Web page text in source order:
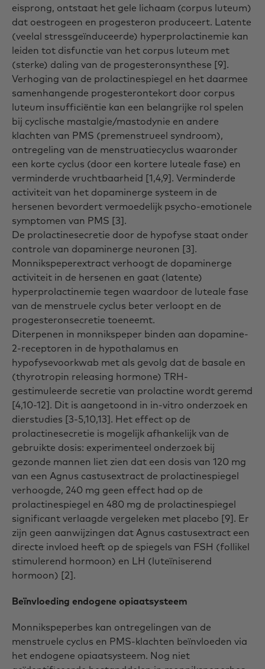
eisprong, ontstaat het gele lichaam (corpus luteum)
dat oestrogeen en progesteron produceert. Latente
(veelal stressgeïnduceerde) hyperprolactinemie kan
leiden tot disfunctie van het corpus luteum met
(sterke) daling van de progesteronsynthese [9].
Verhoging van de prolactinespiegel en het daarmee
samenhangende progesterontekort door corpus
luteum insufficiëntie kan een belangrijke rol spelen
bij cyclische mastalgie/mastodynie en andere
klachten van PMS (premenstrueel syndroom),
ontregeling van de menstruatiecyclus waaronder
een korte cyclus (door een kortere luteale fase) en
verminderde vruchtbaarheid [1,4,9]. Verminderde
activiteit van het dopaminerge systeem in de
hersenen bevordert vermoedelijk psycho-emotionele
symptomen van PMS [3].
De prolactinesecretie door de hypofyse staat onder
controle van dopaminerge neuronen [3].
Monnikspeperextract verhoogt de dopaminerge
activiteit in de hersenen en gaat (latente)
hyperprolactinemie tegen waardoor de luteale fase
van de menstruele cyclus beter verloopt en de
progesteronsecretie toeneemt.
Diterpenen in monnikspeper binden aan dopamine-
2-receptoren in de hypothalamus en
hypofysevoorkwab met als gevolg dat de basale en
(thyrotropin releasing hormone) TRH-
gestimuleerde secretie van prolactine wordt geremd
[4,10-12]. Dit is aangetoond in in-vitro onderzoek en
dierstudies [3-5,10,13]. Het effect op de
prolactinesecretie is mogelijk afhankelijk van de
gebruikte dosis: experimenteel onderzoek bij
gezonde mannen liet zien dat een dosis van 120 mg
van een Agnus castusextract de prolactinespiegel
verhoogde, 240 mg geen effect had op de
prolactinespiegel en 480 mg de prolactinespiegel
significant verlaagde vergeleken met placebo [9]. Er
zijn geen aanwijzingen dat Agnus castusextract een
directe invloed heeft op de spiegels van FSH (follikel
stimulerend hormoon) en LH (luteïniserend
hormoon) [2].
Beïnvloeding endogene opiaatsysteem
Monnikspeperbes kan ontregelingen van de
menstruele cyclus en PMS-klachten beïnvloeden via
het endogene opiaatsysteem. Nog niet